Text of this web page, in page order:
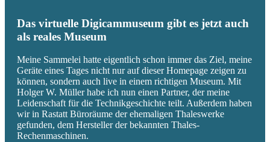
Das virtuelle Digicammuseum gibt es jetzt auch
als reales Museum
Meine Sammelei hatte eigentlich schon immer das Ziel, meine
Geräte eines Tages nicht nur auf dieser Homepage zeigen zu
können, sondern auch live in einem richtigen Museum. Mit
Holger W. Müller habe ich nun einen Partner, der meine
Leidenschaft für die Technikgeschichte teilt. Außerdem haben
wir in Rastatt Büroräume der ehemaligen Thaleswerke
gefunden, dem Hersteller der bekannten Thales-
Rechenmaschinen.